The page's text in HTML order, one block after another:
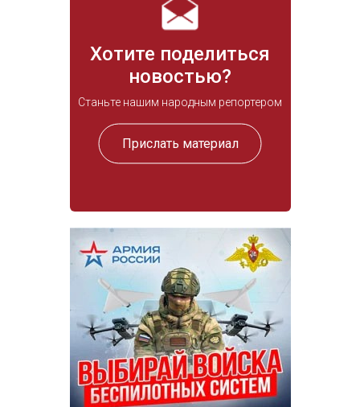
Хотите поделиться
новостью?
Станьте нашим народным репортером
Прислать материал